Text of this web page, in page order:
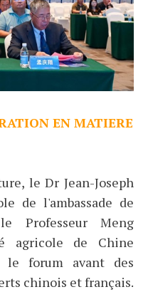
EN MATIERE
le Dr Jean-Joseph
de l'ambassade de
Professeur Meng
agricole de Chine
forum avant des
chinois et français.